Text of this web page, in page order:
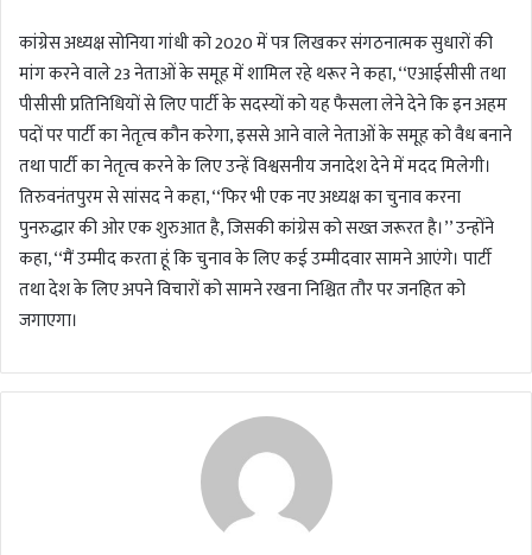
कांग्रेस अध्यक्ष सोनिया गांधी को 2020 में पत्र लिखकर संगठनात्मक सुधारों की
मांग करने वाले 23 नेताओं के समूह में शामिल रहे थरूर ने कहा, ‘‘एआईसीसी तथा
पीसीसी प्रतिनिधियों से लिए पार्टी के सदस्यों को यह फैसला लेने देने कि इन अहम
पदों पर पार्टी का नेतृत्व कौन करेगा, इससे आने वाले नेताओं के समूह को वैध बनाने
तथा पार्टी का नेतृत्व करने के लिए उन्हें विश्वसनीय जनादेश देने में मदद मिलेगी।
तिरुवनंतपुरम से सांसद ने कहा, ‘‘फिर भी एक नए अध्यक्ष का चुनाव करना
पुनरुद्धार की ओर एक शुरुआत है, जिसकी कांग्रेस को सख्त जरूरत है।’’ उन्होंने
कहा, ‘‘मैं उम्मीद करता हूं कि चुनाव के लिए कई उम्मीदवार सामने आएंगे। पार्टी
तथा देश के लिए अपने विचारों को सामने रखना निश्चित तौर पर जनहित को
जगाएगा।